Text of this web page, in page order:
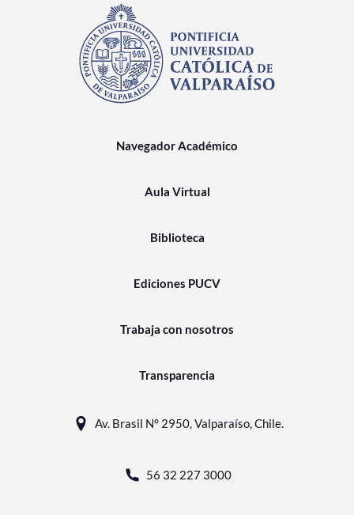
Navegador Académico
Aula Virtual
Biblioteca
Ediciones PUCV
Trabaja con nosotros
Transparencia
Av. Brasil N° 2950, Valparaíso, Chile.
56 32 227 3000